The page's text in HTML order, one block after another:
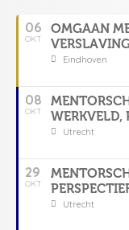
06
OKT
OMGAAN
Eindhoven
08
OKT
WERKVELD,
Utrecht
29
OKT
Utrecht